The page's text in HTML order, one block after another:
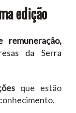
edição
remuneração,
da Serra
que estão